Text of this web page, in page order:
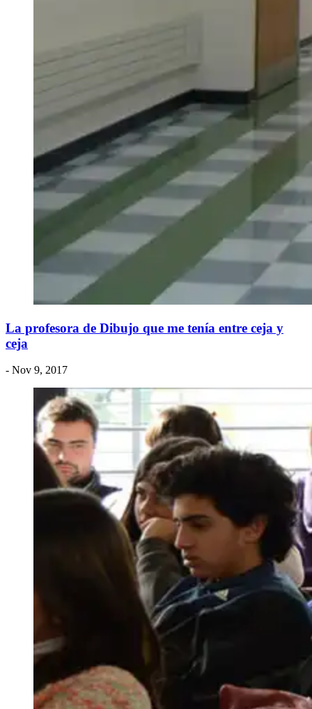
La profesora de Dibujo que me tenía entre ceja y
ceja
- Nov 9, 2017